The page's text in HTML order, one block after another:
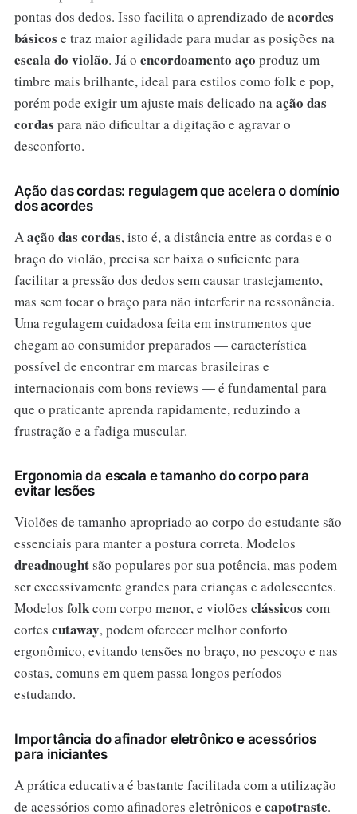
pontas dos dedos. Isso facilita o aprendizado de acordes
básicos e traz maior agilidade para mudar as posições na
escala do violão. Já o encordoamento aço produz um
timbre mais brilhante, ideal para estilos como folk e pop,
porém pode exigir um ajuste mais delicado naação das
cordas para não dificultar a digitação e agravar o
desconforto.
Ação das cordas: regulagem que acelera o domínio
dos acordes
Aação das cordas, isto é, a distância entre as cordas e o
braço do violão, precisa ser baixa o suficiente para
facilitar a pressão dos dedos sem causar trastejamento,
mas sem tocar o braço para não interferir na ressonância.
Uma regulagem cuidadosa feita em instrumentos que
chegam ao consumidor preparados — característica
possível de encontrar em marcas brasileiras e
internacionais com bons reviews — é fundamental para
que o praticante aprenda rapidamente, reduzindo a
frustração e a fadiga muscular.
Ergonomia da escala e tamanho do corpo para
evitar lesões
Violões de tamanho apropriado ao corpo do estudante são
essenciais para manter a postura correta. Modelos
dreadnoughtsão populares por sua potência, mas podem
ser excessivamente grandes para crianças e adolescentes.
Modelos folkcom corpo menor, e violões clássicos com
cortes cutaway, podem oferecer melhor conforto
ergonômico, evitando tensões no braço, no pescoço e nas
costas, comuns em quem passa longos períodos
estudando.
Importância do afinador eletrônico e acessórios
para iniciantes
A prática educativa é bastante facilitada com a utilização
de acessórios como afinadores eletrônicos e capotraste.